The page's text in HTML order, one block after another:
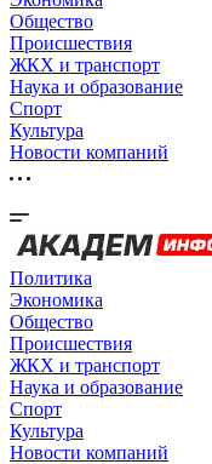
Общество
Происшествия
ЖКХ и транспорт
Наука и образование
Спорт
Культура
Новости компаний
Политика
Экономика
Общество
Происшествия
ЖКХ и транспорт
Наука и образование
Спорт
Культура
Новости компаний